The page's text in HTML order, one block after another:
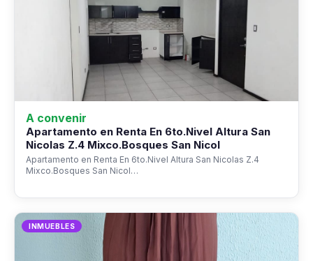
A convenir
Apartamento en Renta En 6to.Nivel Altura San
Nicolas Z.4 Mixco.Bosques San Nicol
Apartamento en Renta En 6to.Nivel Altura San Nicolas Z.4
Mixco.Bosques San Nicol…
INMUEBLES